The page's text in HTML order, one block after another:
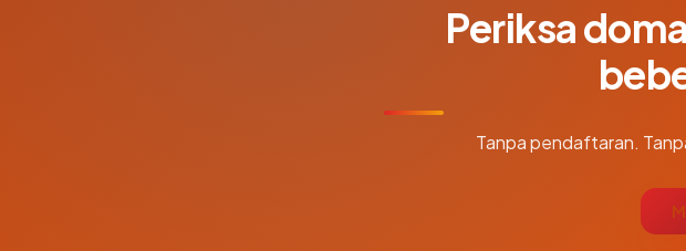
Periksa
Tanpa pendaftaran.